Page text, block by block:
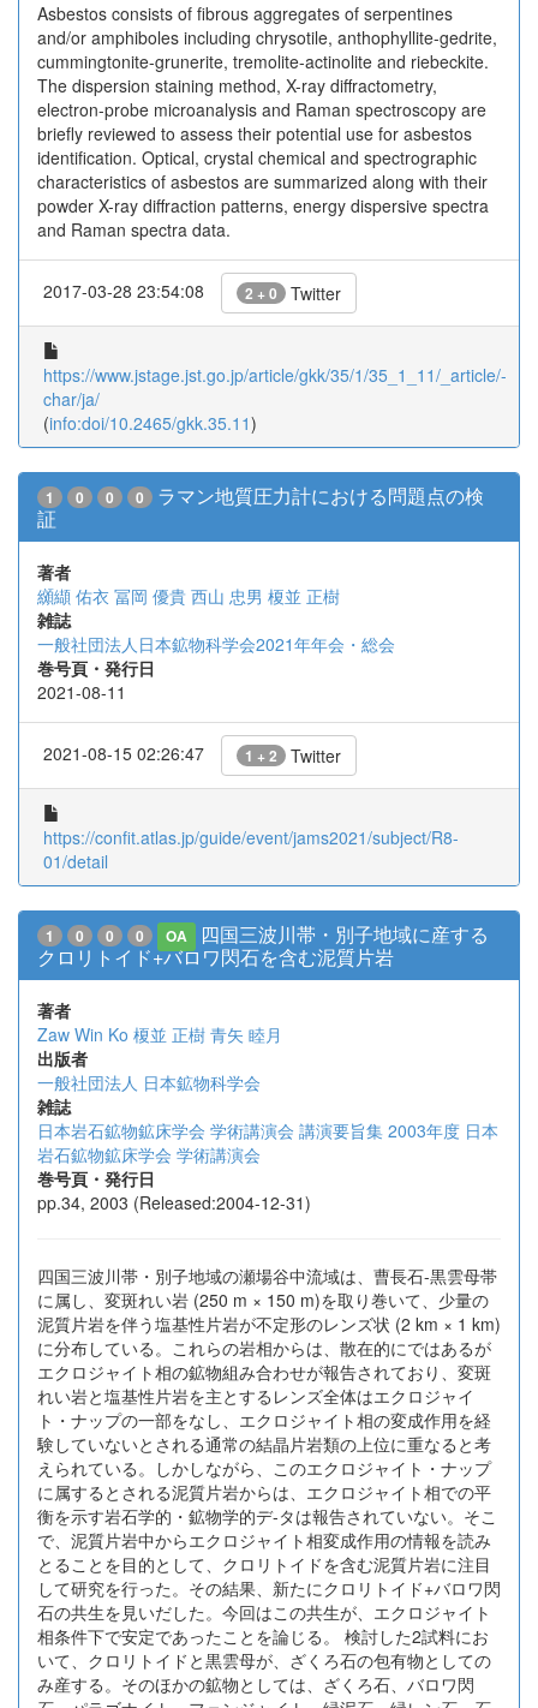
Asbestos consists of fibrous aggregates of serpentines
and/or amphiboles including chrysotile, anthophyllite-gedrite,
cummingtonite-grunerite, tremolite-actinolite and riebeckite.
The dispersion staining method, X-ray diffractometry,
electron-probe microanalysis and Raman spectroscopy are
briefly reviewed to assess their potential use for asbestos
identification. Optical, crystal chemical and spectrographic
characteristics of asbestos are summarized along with their
powder X-ray diffraction patterns, energy dispersive spectra
and Raman spectra data.
2017-03-28 23:54:08 2 + 0 Twitter
https://www.jstage.jst.go.jp/article/gkk/35/1/35_1_11/_article/-
char/ja/
(info:doi/10.2465/gkk.35.11)
1 0 0 0
ラマン地質圧力計における問題点の検
証
著者
纐纈 佑衣 冨岡 優貴 西山 忠男 榎並 正樹
雑誌
一般社団法人日本鉱物科学会2021年年会・総会
巻号頁・発行日
2021-08-11
2021-08-15 02:26:47 1 + 2 Twitter
https://confit.atlas.jp/guide/event/jams2021/subject/R8-
01/detail
1 0 0 0 OA
四国三波川帯・別子地域に産する
クロリトイド+バロワ閃石を含む泥質片岩
著者
Zaw Win Ko 榎並 正樹 青矢 睦月
出版者
一般社団法人 日本鉱物科学会
雑誌
日本岩石鉱物鉱床学会 学術講演会 講演要旨集 2003年度 日本
岩石鉱物鉱床学会 学術講演会
巻号頁・発行日
pp.34, 2003 (Released:2004-12-31)
四国三波川帯・別子地域の瀬場谷中流域は、曹長石-黒雲母帯
に属し、変斑れい岩 (250 m × 150 m)を取り巻いて、少量の
泥質片岩を伴う塩基性片岩が不定形のレンズ状 (2 km × 1 km)
に分布している。これらの岩相からは、散在的にではあるが
エクロジャイト相の鉱物組み合わせが報告されており、変斑
れい岩と塩基性片岩を主とするレンズ全体はエクロジャイ
ト・ナップの一部をなし、エクロジャイト相の変成作用を経
験していないとされる通常の結晶片岩類の上位に重なると考
えられている。しかしながら、このエクロジャイト・ナップ
に属するとされる泥質片岩からは、エクロジャイト相での平
衡を示す岩石学的・鉱物学的デ-タは報告されていない。そこ
で、泥質片岩中からエクロジャイト相変成作用の情報を読み
とることを目的として、クロリトイドを含む泥質片岩に注目
して研究を行った。その結果、新たにクロリトイド+バロワ閃
石の共生を見いだした。今回はこの共生が、エクロジャイト
相条件下で安定であったことを論じる。 検討した2試料にお
いて、クロリトイドと黒雲母が、ざくろ石の包有物としての
み産する。そのほかの鉱物としては、ざくろ石、バロワ閃